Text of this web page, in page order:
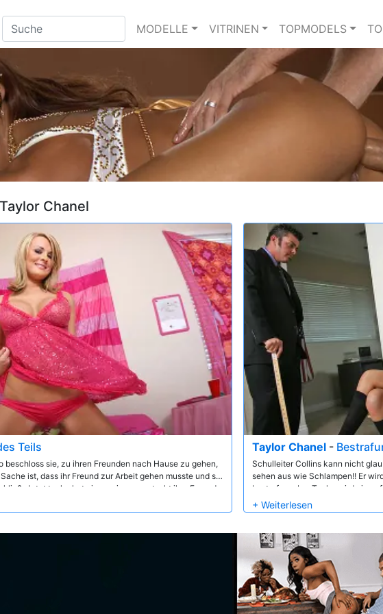
MODELLE VITRINEN TOPMODELS
Chanel
Teils
beschloss sie, zu ihren Freunden nach Hause zu gehen,
ist, dass ihr Freund zur Arbeit gehen musste und sie
Jetzt taylor hat ein wenig zerquetscht ihre Freunde
der Suche nach seiner Schwester,Taylor nicht
was passierte, war, dass die beiden wie wilde Tiere
Taylor Chanel -
Schulleiter Collins kann nicht
sehen aus wie Schlampen!! Er
bestrafen, aber Taylor wird einen
Pussy gut ficken lassen. Auf